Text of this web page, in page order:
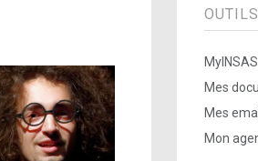
OUTILS
MyINSAS
Mes
Mes
Mon